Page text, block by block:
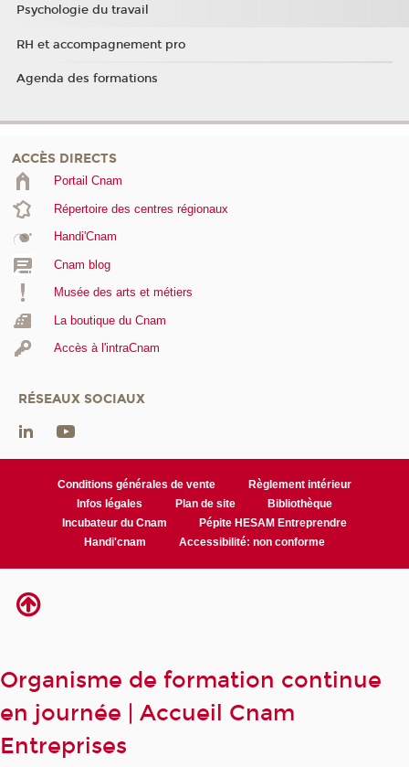
Psychologie du travail
RH et accompagnement pro
Agenda des formations
ACCÈS DIRECTS
Portail Cnam
Répertoire des centres régionaux
Handi'Cnam
Cnam blog
Musée des arts et métiers
La boutique du Cnam
Accès à l'intraCnam
RÉSEAUX SOCIAUX
Conditions générales de vente
Règlement intérieur
Infos légales
Plan de site
Bibliothèque
Incubateur du Cnam
Pépite HESAM Entreprendre
Handi'cnam
Accessibilité: non conforme
Organisme de formation continue
en journée | Accueil Cnam
Entreprises